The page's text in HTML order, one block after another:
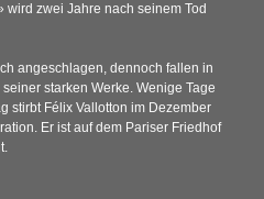
wird zwei Jahre nach seinem Tod
angeschlagen, dennoch fallen in
starken Werke. Wenige Tage
stirbt Félix Vallotton im Dezember
Er ist auf dem Pariser Friedhof